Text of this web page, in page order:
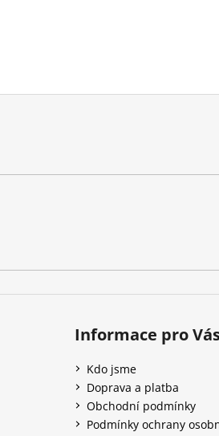
Informace pro
Kdo jsme
Doprava a platba
Obchodní podmínky
Podmínky ochrany